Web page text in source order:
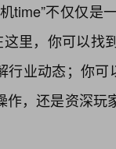
time”不仅仅
这里，你可以
行业动态；你
作，还是资深